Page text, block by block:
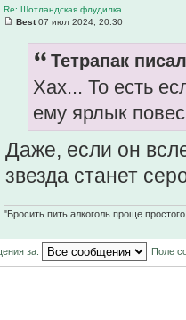
Re: Шотландская флудилка
Best07 июл 2024, 20:30
Тетрапак
Хах... То есть
ему ярлык
Даже, если он
звезда станет
"Бросить пить алкоголь проще
за: Поле